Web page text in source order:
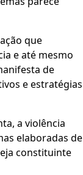
que
e até mesmo
de
e estratégias
a violência
elaboradas de
constituinte